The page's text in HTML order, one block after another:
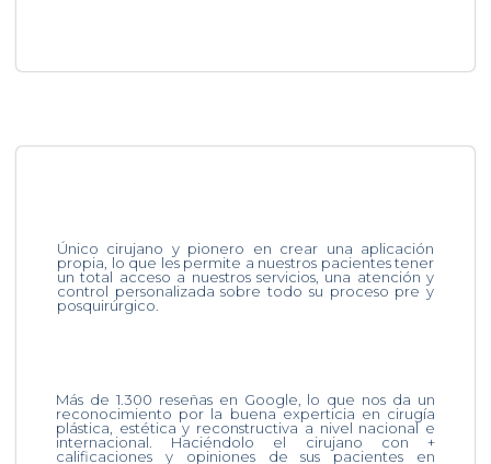
Único cirujano y pionero en crear una aplicación
propia, lo que les permite a nuestros pacientes tener
un total acceso a nuestros servicios, una atención y
control personalizada sobre todo su proceso pre y
posquirúrgico.
Más de 1.300 reseñas en Google, lo que nos da un
reconocimiento por la buena experticia en cirugía
plástica, estética y reconstructiva a nivel nacional e
internacional. Haciéndolo el cirujano con +
calificaciones y opiniones de sus pacientes en